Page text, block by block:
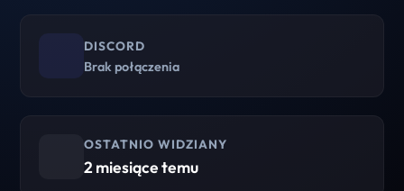
DISCORD
Brak połączenia
OSTATNIO WIDZIANY
2 miesiące temu